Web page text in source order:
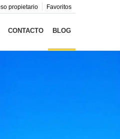
Favoritos
propietario
CONTACTO BLOG